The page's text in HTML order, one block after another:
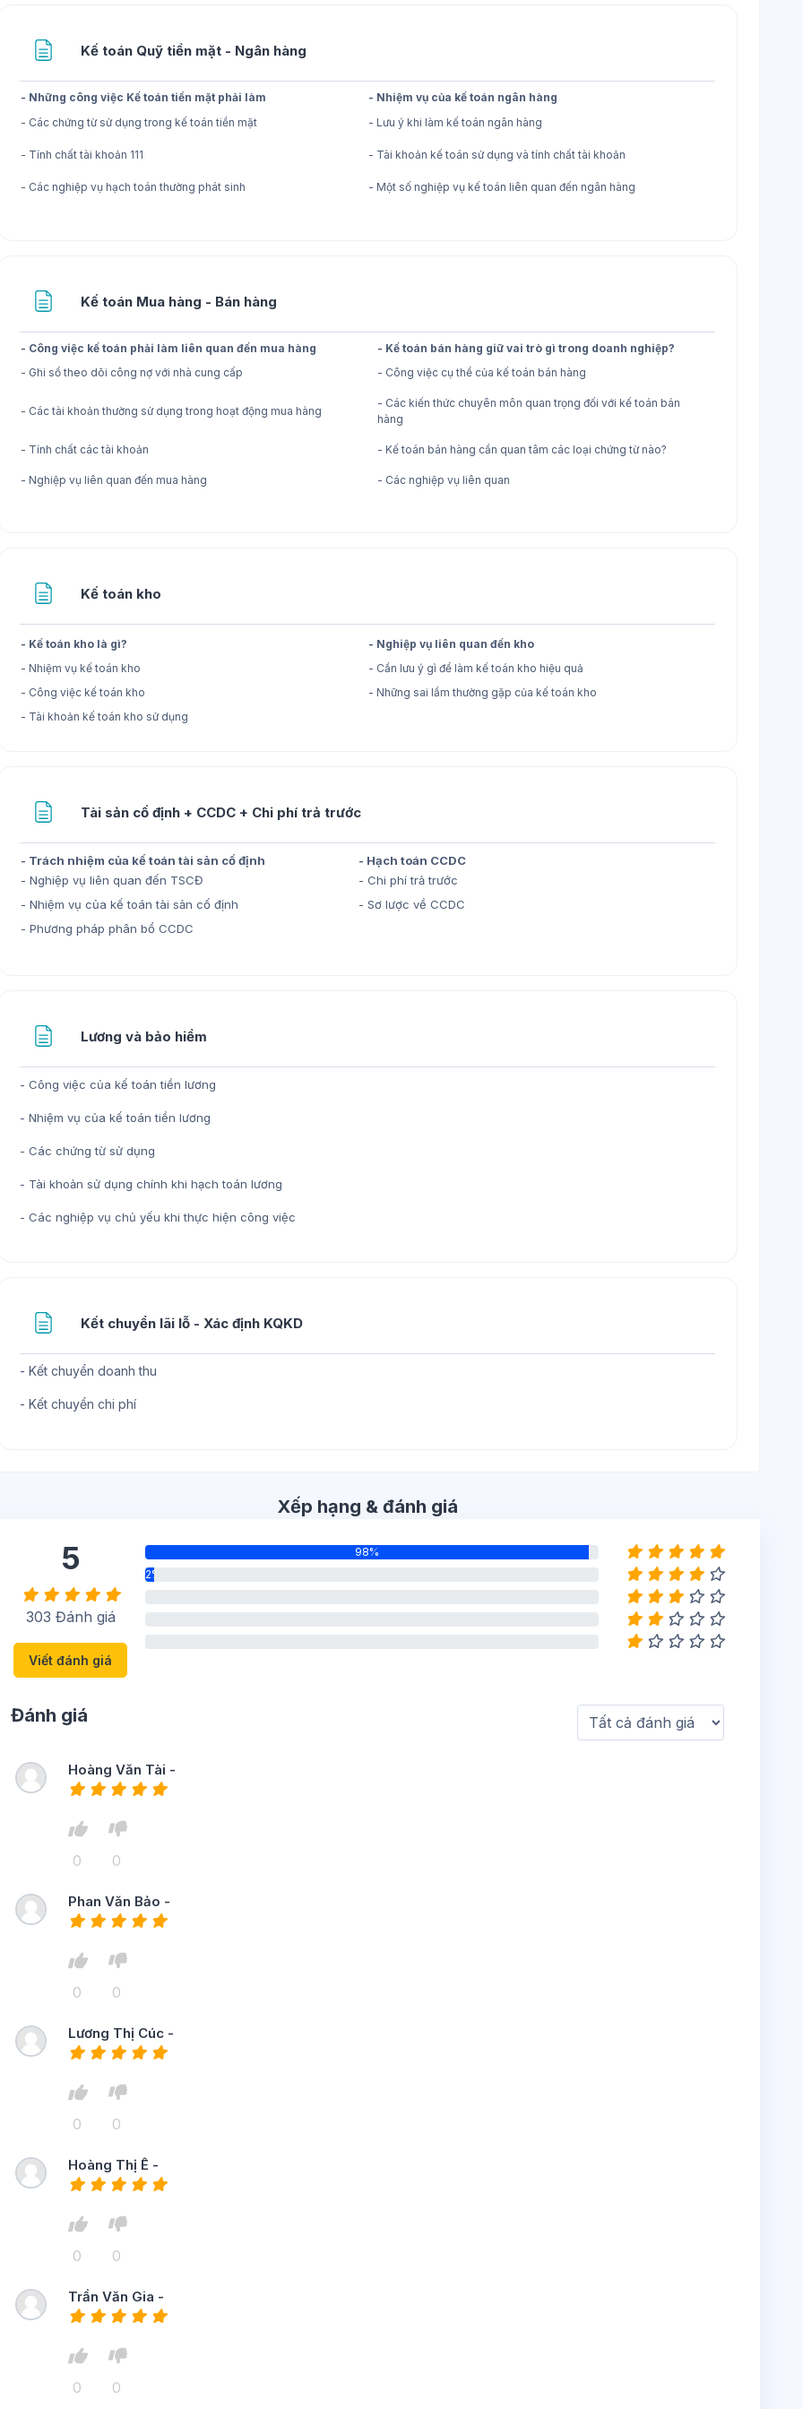
Kế toán Quỹ tiền mặt - Ngân hàng
- Những công việc Kế toán tiền mặt phải làm
- Nhiệm vụ của kế toán ngân hàng
- Các chứng từ sử dụng trong kế toán tiền mặt
- Lưu ý khi làm kế toán ngân hàng
- Tính chất tài khoản 111 - Tài khoản kế toán sử dụng và tính chất tài khoản
- Các nghiệp vụ hạch toán thường phát sinh - Một số nghiệp vụ kế toán liên quan đến ngân hàng
Kế toán Mua hàng - Bán hàng
- Công việc kế toán phải làm liên quan đến mua hàng
- Kế toán bán hàng giữ vai trò gì trong doanh nghiệp?
- Ghi sổ theo dõi công nợ với nhà cung cấp
- Công việc cụ thể của kế toán bán hàng
- Các tài khoản thường sử dụng trong hoạt động mua hàng
- Các kiến thức chuyên môn quan trọng đối với kế toán bán
hàng
- Tính chất các tài khoản - Kế toán bán hàng cần quan tâm các loại chứng từ nào?
- Nghiệp vụ liên quan đến mua hàng - Các nghiệp vụ liên quan
Kế toán kho
- Kế toán kho là gì?
- Nghiệp vụ liên quan đến kho
- Nhiệm vụ kế toán kho
- Cần lưu ý gì để làm kế toán kho hiệu quả
- Công việc kế toán kho
- Những sai lầm thường gặp của kế toán kho
- Tài khoản kế toán kho sử dụng
Tài sản cố định + CCDC + Chi phí trả trướcTrang
- Trách nhiệm của kế toán tài sản cố định
- Hạch toán CCDC
- Nghiệp vụ liên quan đến TSCĐ
- Chi phí trả trước
- Nhiệm vụ của kế toán tài sản cố định
- Sơ lược về CCDC
- Phương pháp phân bổ CCDC
Lương và bảo hiểm
- Công việc của kế toán tiền lương
- Nhiệm vụ của kế toán tiền lương
- Các chứng từ sử dụng
- Tài khoản sử dụng chính khi hạch toán lương
- Các nghiệp vụ chủ yếu khi thực hiện công việc
Kết chuyển lãi lỗ - Xác định KQKDTrang
- Kết chuyển doanh thu
- Kết chuyển chi phí
Xếp hạng & đánh giá
5
303 Đánh giá
Viết đánh giá
98%
2%
Đánh giá
Hoàng Văn Tài -
0 0
Phan Văn Bảo -
0 0
Lương Thị Cúc -
0 0
Hoàng Thị Ê -
0 0
Trần Văn Gia -
0 0